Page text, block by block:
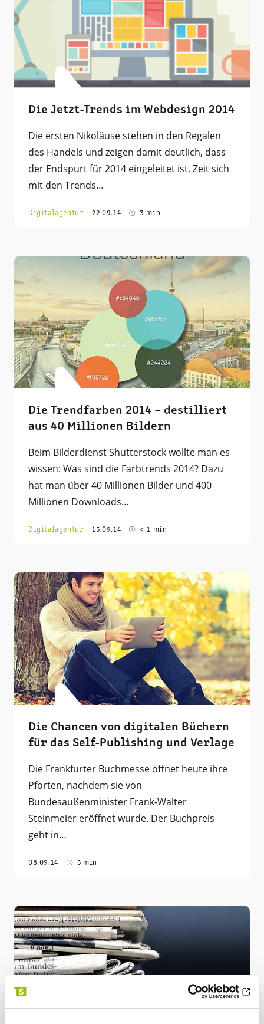
Die Jetzt-Trends im Webdesign 2014
Die ersten Nikoläuse stehen in den Regalen
des Handels und zeigen damit deutlich, dass
der Endspurt für 2014 eingeleitet ist. Zeit sich
mit den Trends…
Digitalagentur 22.09.14 3 min
Die Trendfarben 2014 – destilliert
aus 40 Millionen Bildern
Beim Bilderdienst Shutterstock wollte man es
wissen: Was sind die Farbtrends 2014? Dazu
hat man über 40 Millionen Bilder und 400
Millionen Downloads…
Digitalagentur 15.09.14 < 1 min
Die Chancen von digitalen Büchern
für das Self-Publishing und Verlage
Die Frankfurter Buchmesse öffnet heute ihre
Pforten, nachdem sie von
Bundesaußenminister Frank-Walter
Steinmeier eröffnet wurde. Der Buchpreis
geht in…
08.09.14 5 min